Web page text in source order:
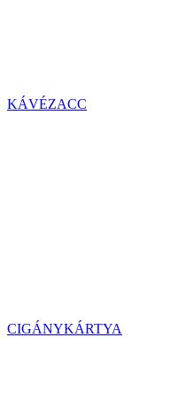
KÁVÉZACC
CIGÁNYKÁRTYA